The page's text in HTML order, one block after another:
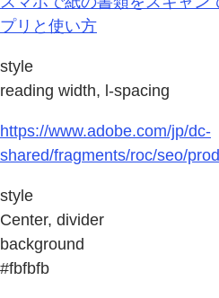
プリと使い方
style
reading width, l-spacing
https://www.adobe.com/jp/dc-
shared/fragments/roc/seo/
style
Center, divider
background
#fbfbfb